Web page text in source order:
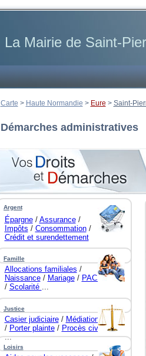
La Mairie de Saint-
Carte > Haute Normandie > Eure > Saint-
Démarches administratives
Loisirs
Justice
Casier judiciaire/ Médiation
/ Porter plainte/ Procès civil
...
Famille
Allocations familiales /
Naissance/ Mariage/ PACS
/ Scolarité ...
Argent
Épargne/ Assurance/
Impôts / Consommation/
Crédit et surendettement
...